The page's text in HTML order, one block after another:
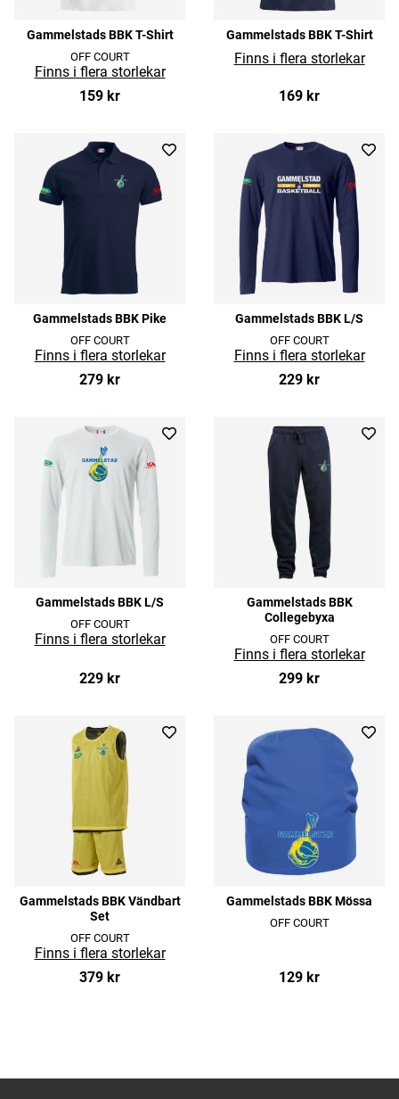
Gammelstads BBK T-Shirt
OFF COURT
159 kr
Gammelstads BBK T-Shirt
169 kr
Gammelstads BBK Pike
OFF COURT
279 kr
Gammelstads BBK L/S
OFF COURT
229 kr
Gammelstads BBK L/S
OFF COURT
229 kr
Gammelstads BBK
Collegebyxa
OFF COURT
299 kr
Gammelstads BBK Vändbart
Set
OFF COURT
379 kr
Gammelstads BBK Mössa
OFF COURT
129 kr